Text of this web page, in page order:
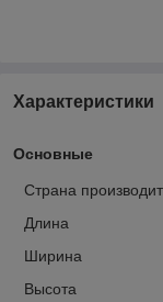
Характеристики
Основные
Страна
Длина
Ширина
Высота